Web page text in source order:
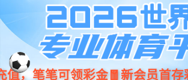
今年会·(jinnianhui)金
信至上-Gold Annual
股票
代码 001266